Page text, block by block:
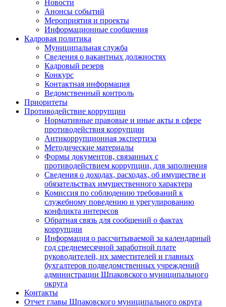
Новости
Анонсы событий
Мероприятия и проекты
Информационные сообщения
Кадровая политика
Муниципальная служба
Сведения о вакантных должностях
Кадровый резерв
Конкурс
Контактная информация
Ведомственный контроль
Приоритеты
Противодействие коррупции
Нормативные правовые и иные акты в сфере
противодействия коррупции
Антикоррупционная экспертиза
Методические материалы
Формы документов, связанных с
противодействием коррупции, для заполнения
Сведения о доходах, расходах, об имуществе и
обязательствах имущественного характера
Комиссия по соблюдению требований к
служебному поведению и урегулированию
конфликта интересов
Обратная связь для сообщений о фактах
коррупции
Информация о рассчитываемой за календарный
год среднемесячной заработной плате
руководителей, их заместителей и главных
бухгалтеров подведомственных учреждений
администрации Шпаковского муниципального
округа
Контакты
Отчет главы Шпаковского муниципального округа